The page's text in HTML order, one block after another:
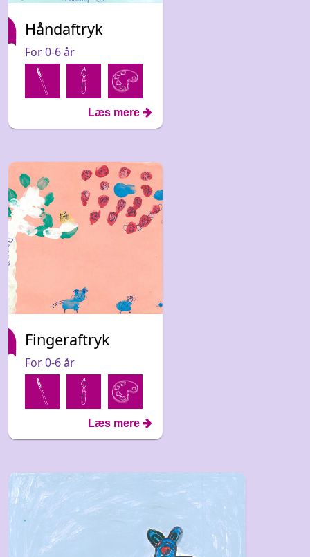
Håndaftryk
For 0-6 år
Læs mere
Fingeraftryk
For 0-6 år
Læs mere